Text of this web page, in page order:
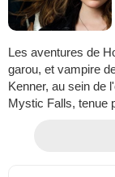
Les aventures de
garou, et vampire
Kenner, au sein de
Mystic Falls, tenue